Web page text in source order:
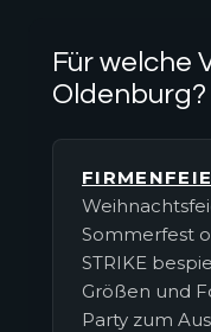
Für welche
Oldenburg?
Sommerfest
STRIKE
Größen und
Party zum